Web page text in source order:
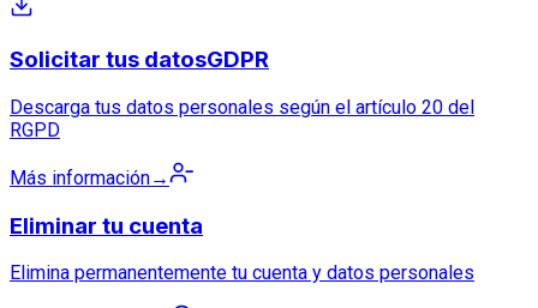
Solicitar tus datosGDPR
Descarga tus datos personales según el artículo 20 del
RGPD
Más información→
Eliminar tu cuenta
Elimina permanentemente tu cuenta y datos personales